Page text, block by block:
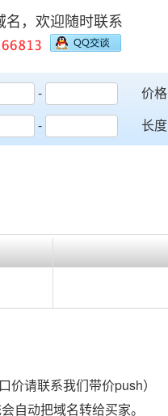
，欢迎随时联系
-
-
价格
长度
价请联系我们带价push）
自动把域名转给买家。